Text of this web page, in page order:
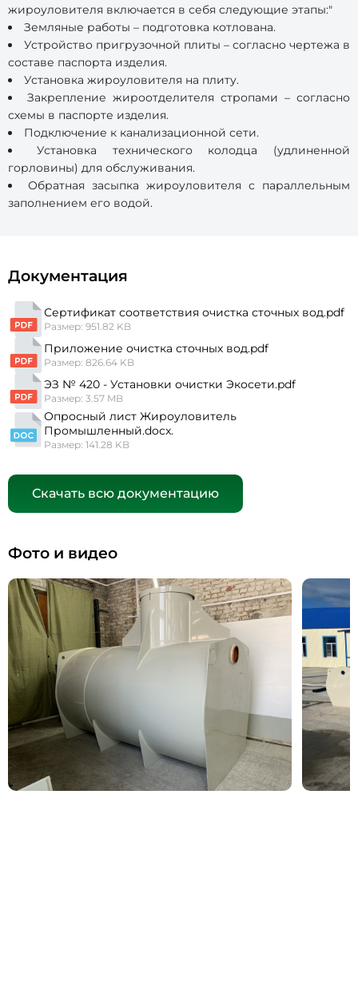
жироуловителя включается в себя следующие этапы:"
Земляные работы – подготовка котлована.
Устройство пригрузочной плиты – согласно чертежа в
составе паспорта изделия.
Установка жироуловителя на плиту.
Закрепление жироотделителя стропами – согласно
схемы в паспорте изделия.
Подключение к канализационной сети.
Установка технического колодца (удлиненной
горловины) для обслуживания.
Обратная засыпка жироуловителя с параллельным
заполнением его водой.
Документация
Сертификат соответствия очистка сточных вод.pdf
Размер: 951.82 KB
Приложение очистка сточных вод.pdf
Размер: 826.64 KB
ЭЗ № 420 - Установки очистки Экосети.pdf
Размер: 3.57 MB
Опросный лист Жироуловитель
Промышленный.docx.
Размер: 141.28 KB
Скачать всю документацию
Фото и видео